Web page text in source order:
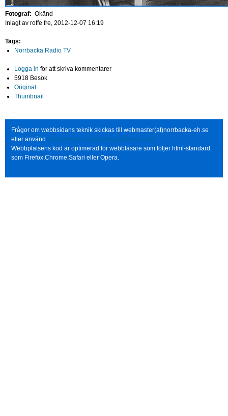
Fotograf: Okänd
Inlagt av roffe fre, 2012-12-07 16:19
Tags:
Norrbacka Radio TV
Logga in för att skriva kommentarer
5918 Besök
Original
Thumbnail
Frågor om webbsidans teknik skickas till webmaster(at)norrbacka-eh.se
eller använd http://www.norrbacka-eh.se/?q=contact
Webbplatsens kod är optimerad för webbläsare som följer html-standard
som Firefox,Chrome,Safari eller Opera.